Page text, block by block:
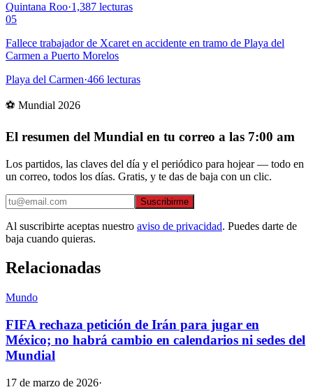
Quintana Roo·1,387 lecturas
05
Fallece trabajador de Xcaret en accidente en tramo de Playa del
Carmen a Puerto Morelos
Playa del Carmen·466 lecturas
⚽ Mundial 2026
El resumen del Mundial en tu correo a las 7:00 am
Los partidos, las claves del día y el periódico para hojear — todo en
un correo, todos los días. Gratis, y te das de baja con un clic.
Suscribirme
Al suscribirte aceptas nuestro aviso de privacidad. Puedes darte de
baja cuando quieras.
Relacionadas
Mundo
FIFA rechaza petición de Irán para jugar en
México; no habrá cambio en calendarios ni sedes del
Mundial
17 de marzo de 2026·